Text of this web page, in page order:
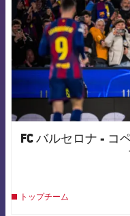
FC バルセロナ - コ
トップチーム